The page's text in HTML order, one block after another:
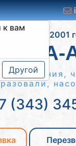
вам
Другой
Работаем с 2001
управления,
(343)